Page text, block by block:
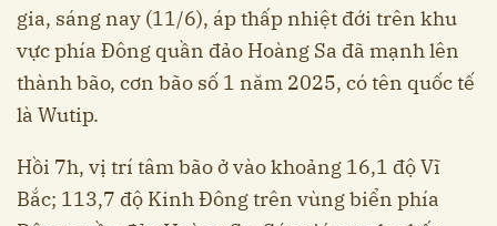
gia, sáng nay (11/6), áp thấp nhiệt đới trên khu
vực phía Đông quần đảo Hoàng Sa đã mạnh lên
thành bão, cơn bão số 1 năm 2025, có tên quốc tế
là Wutip.
Hồi 7h, vị trí tâm bão ở vào khoảng 16,1 độ Vĩ
Bắc; 113,7 độ Kinh Đông trên vùng biển phía